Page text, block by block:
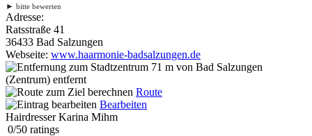
► bitte bewerten
Adresse:
Ratsstraße 41
36433 Bad Salzungen
Webseite: www.haarmonie-badsalzungen.de
71 m von Bad Salzungen
(Zentrum) entfernt
Route
Bearbeiten
Hairdresser Karina Mihm
0/50 ratings